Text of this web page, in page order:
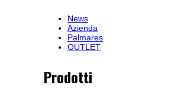
News
Azienda
Palmares
OUTLET
Prodotti